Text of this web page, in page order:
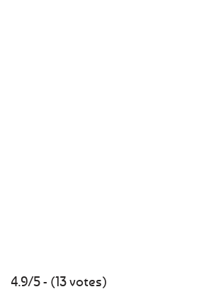
4.9/5 - (13 votes)